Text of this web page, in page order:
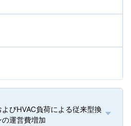
びHVAC負荷による従来型換
運営費増加